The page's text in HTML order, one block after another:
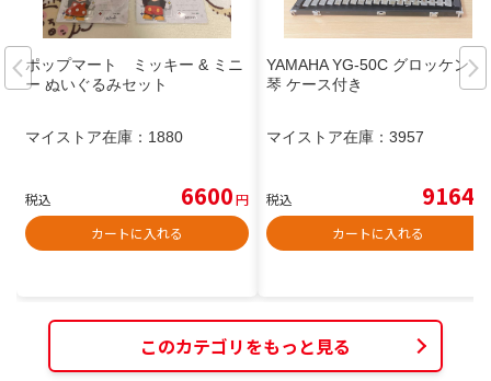
ポップマート ミッキー & ミニ
ー ぬいぐるみセット
マイストア在庫： 1880
税込 6600円
カートに入れる
YAMAHA YG-50C グロッケン 鉄
琴 ケース付き
マイストア在庫： 3957
税込 9164
カートに入れる
このカテゴリをもっと見る